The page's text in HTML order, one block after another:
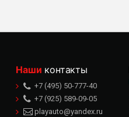
Наши контакты
+7 (495) 50-777-40
+7 (925) 589-09-05
playauto@yandex.ru